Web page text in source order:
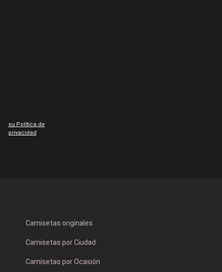
su Política de
privacidad
.
Camisetas originales
Camisetas por Ciudad
Camisetas por Ocasión